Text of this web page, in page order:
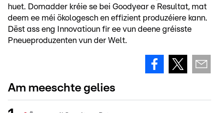
huet. Domadder kréie se bei Goodyear e Resultat, mat
deem ee méi ökologesch en effizient produzéiere kann.
Dëst ass eng Innovatioun fir ee vun deene gréisste
Pneueproduzenten vun der Welt.
Am meeschte gelies